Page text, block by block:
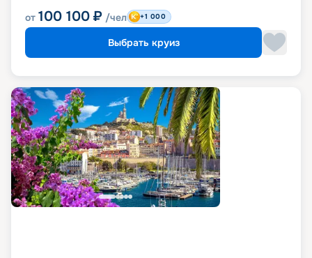
от 100 100 ₽ /чел +1 000
Выбрать круиз